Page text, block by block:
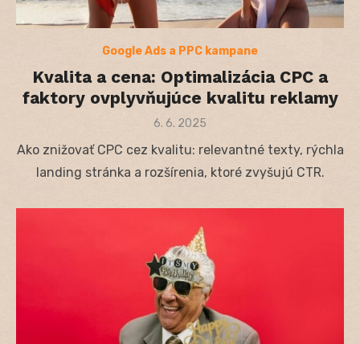
Google Ads a PPC kampane
Kvalita a cena: Optimalizácia CPC a
faktory ovplyvňujúce kvalitu reklamy
Posted
6. 6. 2025
Ako znižovať CPC cez kvalitu: relevantné texty, rýchla
landing stránka a rozšírenia, ktoré zvyšujú CTR.